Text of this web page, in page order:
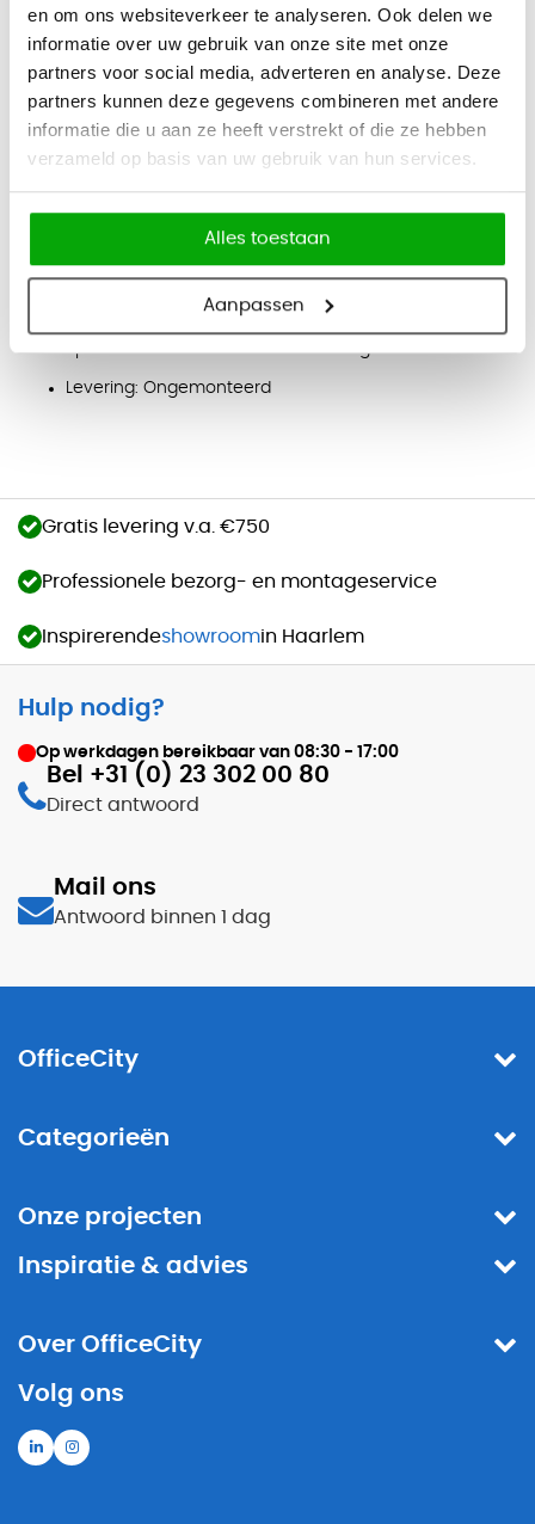
en om ons websiteverkeer te analyseren. Ook delen we
informatie over uw gebruik van onze site met onze
partners voor social media, adverteren en analyse. Deze
partners kunnen deze gegevens combineren met andere
informatie die u aan ze heeft verstrekt of die ze hebben
verzameld op basis van uw gebruik van hun services.
Alles toestaan
Aanpassen
Tweede kans - Receptiebalie Fara
volledig nieuw in de verpakking.
Eigenschappen
Kleuren balie (voorkant, wangen en topblad): Walnoot
Kleuren topblad frame: Zwart mat
Afmetingen: H110 x B200 x D85cm (werkplek: B120 x
Specificaties: Inclusief LED verlichting
Levering: Ongemonteerd
Gratis levering v.a. €750
Professionele bezorg- en montageservice
Inspirerendeshowroomin Haarlem
Hulp nodig?
Op werkdagen bereikbaar van 08:30 - 17:00
Bel +31 (0) 23 302 00 80
Direct antwoord
Mail ons
Antwoord binnen 1 dag
OfficeCity
Categorieën
Onze projecten
Inspiratie & advies
Over OfficeCity
Volg ons